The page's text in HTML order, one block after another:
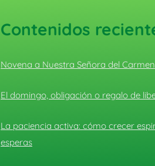
Contenidos
Novena a Nuestra Señora del Carmen
El domingo, obligación o regalo de
La paciencia activa: cómo crecer
esperas